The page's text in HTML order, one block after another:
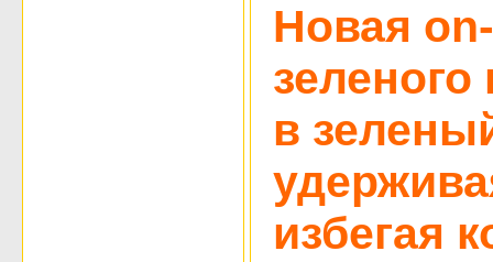
Новая
в
избегая